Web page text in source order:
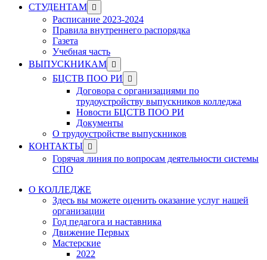
СТУДЕНТАМ Show
sub
menu
Расписание 2023-2024
Правила внутреннего распорядка
Газета
Учебная часть
ВЫПУСКНИКАМ Show
sub
menu
БЦСТВ ПОО РИ
Show
sub
menu
Договора с организациями по
трудоустройству выпускников колледжа
Новости БЦСТВ ПОО РИ
Документы
О трудоустройстве выпускников
КОНТАКТЫ Show
sub
menu
Горячая линия по вопросам деятельности системы
СПО
О КОЛЛЕДЖЕ
Здесь вы можете оценить оказание услуг нашей
организации
Год педагога и наставника
Движение Первых
Мастерские
2022